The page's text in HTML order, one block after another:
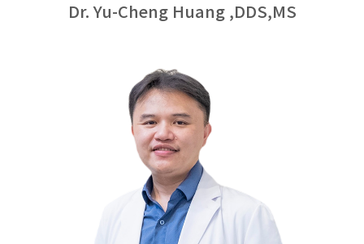
Dr. Yu-Cheng Huang ,DDS,MS